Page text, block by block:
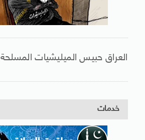
العراق حبيس الميليشيات المسلحة
خدمات